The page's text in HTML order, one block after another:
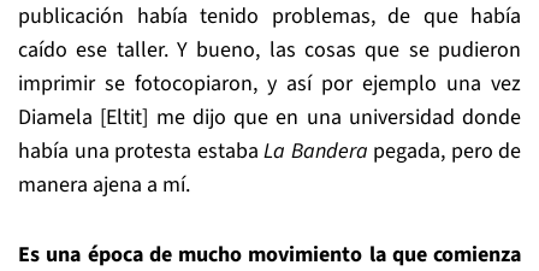
publicación había tenido problemas, de que había
caído ese taller. Y bueno, las cosas que se pudieron
imprimir se fotocopiaron, y así por ejemplo una vez
Diamela [Eltit] me dijo que en una universidad donde
había una protesta estaba La Bandera pegada, pero de
manera ajena a mí.
Es una época de mucho movimiento la que comienza